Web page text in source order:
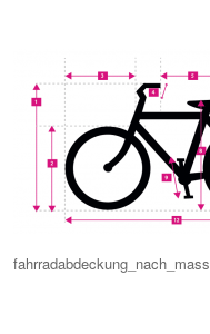
fahrradabdeckung_nach_mass